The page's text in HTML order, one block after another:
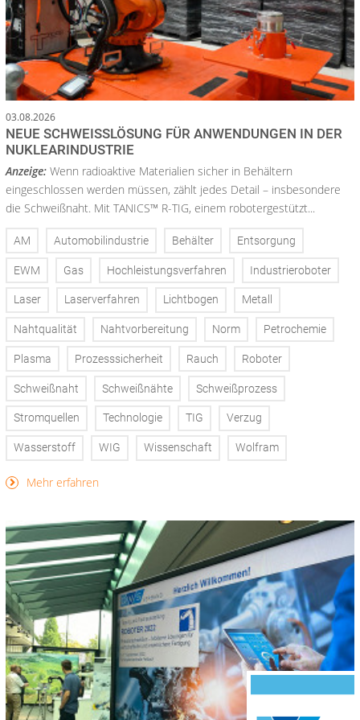
03.08.2026
NEUE SCHWEISSLÖSUNG FÜR ANWENDUNGEN IN DER N
UKLEARINDUSTRIE
Anzeige: Wenn radioaktive Materialien sicher in Behältern
eingeschlossen werden müssen, zählt jedes Detail – insbesondere
die Schweißnaht. Mit TANICS™ R-TIG, einem robotergestützt...
AM Automobilindustrie Behälter Entsorgung
EWM Gas Hochleistungsverfahren Industrieroboter
Laser Laserverfahren Lichtbogen Metall
Nahtqualität Nahtvorbereitung Norm Petrochemie
Plasma Prozesssicherheit Rauch Roboter
Schweißnaht Schweißnähte Schweißprozess
Stromquellen Technologie TIG Verzug
Wasserstoff WIG Wissenschaft Wolfram
Mehr erfahren